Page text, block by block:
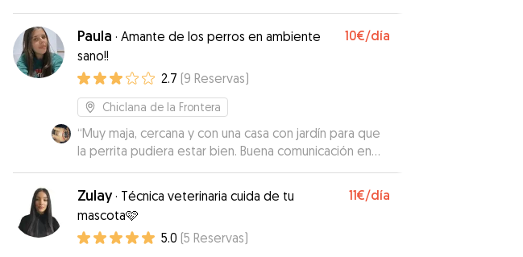
agusto con ella. Las conversaciones han sido rápidas.”
Paula · Amante de los perros en ambiente
sano!!
10€/día
2.7 (9 Reservas)
Chiclana de la Frontera
“Muy maja, cercana y con una casa con jardín para que
la perrita pudiera estar bien. Buena comunicación en
todo momento. Te manda fotos y vídeos para poderla
ver y la verdad que todo genial.
Zulay· Técnica veterinaria cuida de tu
mascota🩷
11€/día
5.0 (5 Reservas)